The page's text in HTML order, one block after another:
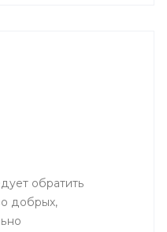
обратить
добрых,